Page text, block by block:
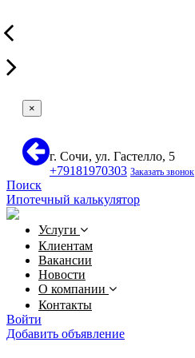
×
г. Сочи, ул. Гастелло, 5
+79181970303 Заказать звонок
Поиск
Ипотечный калькулятор
Услуги
Клиентам
Вакансии
Новости
О компании
Контакты
Войти
Добавить объявление